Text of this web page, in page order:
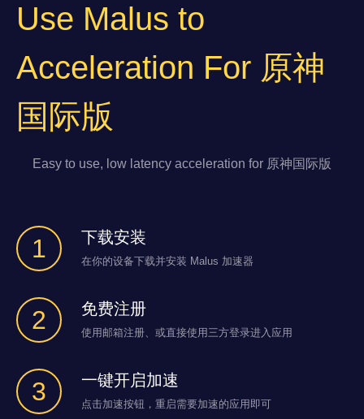
Use Malus to
Acceleration For 原神
国际版
Easy to use, low latency acceleration for 原神国际版
1 下载安装
在你的设备下载并安装 Malus 加速器
2 免费注册
使用邮箱注册、或直接使用三方登录进入应用
3 一键开启加速
点击加速按钮，重启需要加速的应用即可